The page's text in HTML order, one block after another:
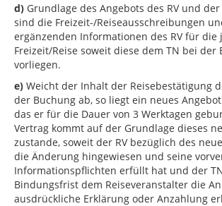
d) Grundlage des Angebots des RV und
sind die Freizeit-/Reiseausschreibungen
ergänzenden Informationen des RV für die
Freizeit/Reise soweit diese dem TN bei der
vorliegen.
e) Weicht der Inhalt der Reisebestätigung
der Buchung ab, so liegt ein neues Angebot
das er für die Dauer von 3 Werktagen
Vertrag kommt auf der Grundlage dieses
zustande, soweit der RV bezüglich des
die Änderung hingewiesen und seine
Informationspflichten erfüllt hat und der
Bindungsfrist dem Reiseveranstalter die
ausdrückliche Erklärung oder Anzahlung